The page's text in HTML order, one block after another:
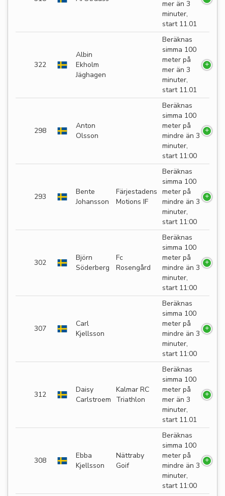
mer än 3
minuter,
start 11.01
322
Albin
Ekholm
Jäghagen
Beräknas
simma 100
meter på
mer än 3
minuter,
start 11.01
298
Anton
Olsson
Beräknas
simma 100
meter på
mindre än 3
minuter,
start 11:00
293
Bente
Johansson
Färjestadens
Motions IF
Beräknas
simma 100
meter på
mindre än 3
minuter,
start 11:00
302
Björn
Söderberg
Fc
Rosengård
Beräknas
simma 100
meter på
mindre än 3
minuter,
start 11:00
307
Carl
Kjellsson
Beräknas
simma 100
meter på
mindre än 3
minuter,
start 11:00
312
Daisy
Carlstroem
Kalmar RC
Triathlon
Beräknas
simma 100
meter på
mer än 3
minuter,
start 11.01
308
Ebba
Kjellsson
Nättraby
Goif
Beräknas
simma 100
meter på
mindre än 3
minuter,
start 11:00